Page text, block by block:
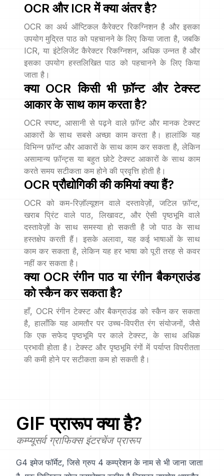
OCR और ICR में क्या अंतर है?
OCR का अर्थ ऑप्टिकल कैरेक्टर रिकग्निशन है और इसका
उपयोग मुद्रित पाठ को पहचानने के लिए किया जाता है, जबकि
ICR, या इंटेलिजेंट कैरेक्टर रिकग्निशन, अधिक उन्नत है और
इसका उपयोग हस्तलिखित पाठ को पहचानने के लिए किया
जाता है।
क्या OCR किसी भी फ़ॉन्ट और टेक्स्ट
आकार के साथ काम करता है?
OCR स्पष्ट, आसानी से पढ़ने वाले फ़ॉन्ट और मानक टेक्स्ट
आकारों के साथ सबसे अच्छा काम करता है। हालांकि यह
विभिन्न फ़ॉन्ट और आकारों के साथ काम कर सकता है, लेकिन
असामान्य फ़ॉन्ट्स या बहुत छोटे टेक्स्ट आकारों के साथ काम
करते समय सटीकता कम होने की प्रवृत्ति होती है।
OCR प्रौद्योगिकी की कमियां क्या हैं?
OCR को कम-रिज़ॉल्यूशन वाले दस्तावेज़ों, जटिल फ़ॉन्ट,
खराब प्रिंट वाले पाठ, लिखावट, और ऐसी पृष्ठभूमि वाले
दस्तावेज़ों के साथ समस्या हो सकती है जो पाठ के साथ
हस्तक्षेप करती हैं। इसके अलावा, यह कई भाषाओं के साथ
काम कर सकता है, लेकिन यह हर भाषा को पूरी तरह से कवर
नहीं कर सकता है।
क्या OCR रंगीन पाठ या रंगीन बैकग्राउंड
को स्कैन कर सकता है?
हाँ, OCR रंगीन टेक्स्ट और बैकग्राउंड को स्कैन कर सकता
है, हालाँकि यह आमतौर पर उच्च-विपरीत रंग संयोजनों, जैसे
कि एक सफेद पृष्ठभूमि पर काले टेक्स्ट, के साथ अधिक
प्रभावी होता है। टेक्स्ट और पृष्ठभूमि रंगों में पर्याप्त विपरीतता
की कमी होने पर सटीकता कम हो सकती है।
GIF प्रारूप क्या है?
कम्प्यूसर्व ग्राफिक्स इंटरचेंज प्रारूप
G4 इमेज फॉर्मेट, जिसे ग्रुप 4 कम्प्रेशन के नाम से भी जाना जाता